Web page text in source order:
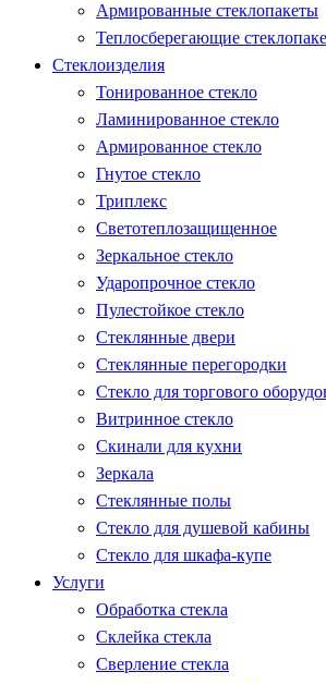
Армированные стеклопакеты
Теплосберегающие
Стеклоизделия
Тонированное стекло
Ламинированное стекло
Армированное стекло
Гнутое стекло
Триплекс
Светотеплозащищенное
Зеркальное стекло
Ударопрочное стекло
Пулестойкое стекло
Стеклянные двери
Стеклянные перегородки
Стекло для торгового
Витринное стекло
Скинали для кухни
Зеркала
Стеклянные полы
Стекло для душевой кабины
Стекло для шкафа-купе
Услуги
Обработка стекла
Склейка стекла
Сверление стекла